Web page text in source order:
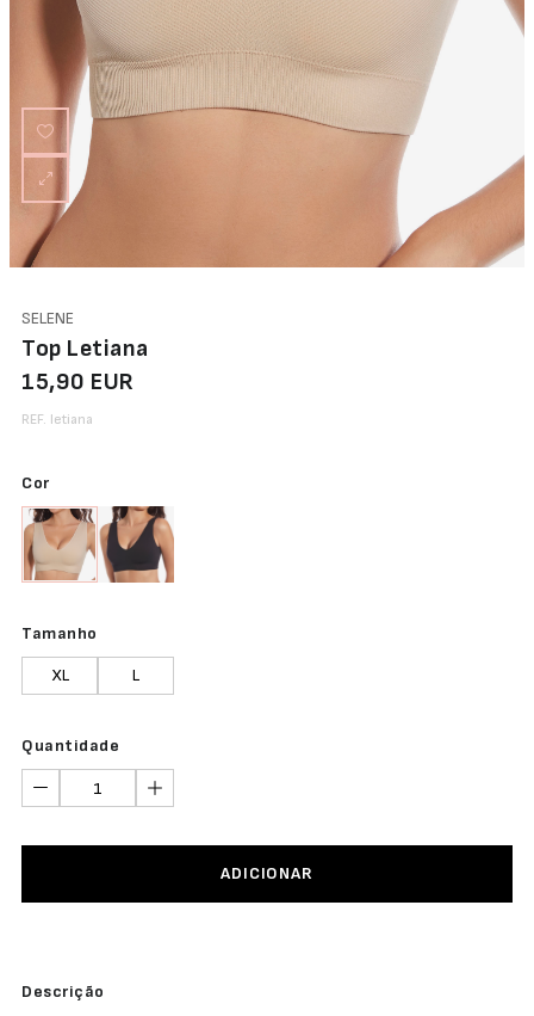
SELENE
Top Letiana
15,90 EUR
REF. letiana
Cor
Tamanho
XL L
Quantidade
ADICIONAR
Descrição